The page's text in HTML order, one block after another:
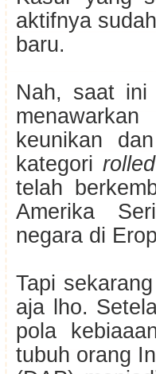
aktifnya
baru.
Nah, saat ini
keunikan
kategori
telah
Amerika
negara di
Tapi
aja lho.
pola
tubuh orang